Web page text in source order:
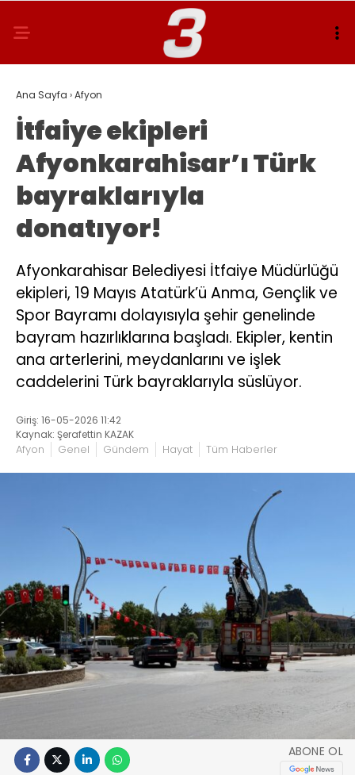
Ana Sayfa ›Afyon
İtfaiye ekipleri
Afyonkarahisar’ı Türk
bayraklarıyla
donatıyor!
Afyonkarahisar Belediyesi İtfaiye Müdürlüğü
ekipleri, 19 Mayıs Atatürk’ü Anma, Gençlik ve
Spor Bayramı dolayısıyla şehir genelinde
bayram hazırlıklarına başladı. Ekipler, kentin
ana arterlerini, meydanlarını ve işlek
caddelerini Türk bayraklarıyla süslüyor.
Giriş: 16-05-2026 11:42
Kaynak: Şerafettin KAZAK
Afyon Genel Gündem Hayat Tüm Haberler
ABONE OL